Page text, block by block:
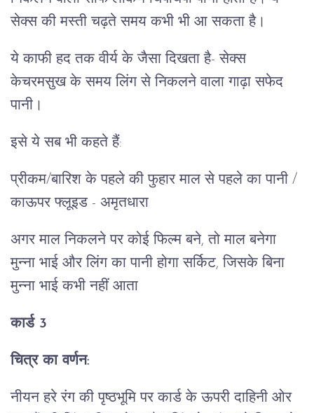
सेक्स की मस्ती चढ़ते समय कभी भी आ सकता है।
ये काफी हद तक वीर्य के जैसा दिखता है- सेक्स
केचरमसुख के समय लिंग से निकलने वाला गाढ़ा सफेद
पानी।
इसे ये सब भी कहते हैं:
प्रीकम/बारिश के पहले की फुहार माल से पहले का पानी /
काऊपर फ्लूइड - अमृतधारा
अगर माल निकलने पर कोई फिल्म बने, तो माल बनेगा
मुन्ना भाई और लिंग का पानी होगा सर्किट, जिसके बिना
मुन्ना भाई कभी नहीं आता
कार्ड 3
चित्र का वर्णन:
नीयन हरे रंग की पृष्ठभूमि पर कार्ड के ऊपरी दाहिनी ओर